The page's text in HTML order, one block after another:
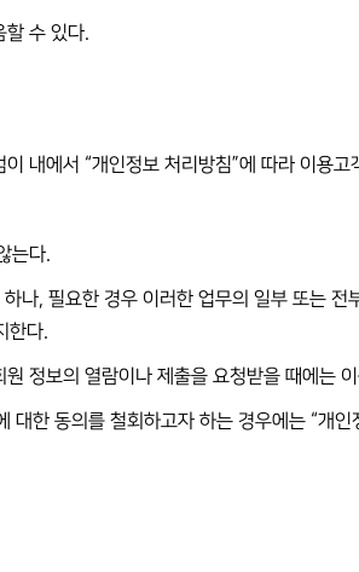
할 수 있다.
내에서 “개인정보 처리방침”에 따라 이용고
는다.
나, 필요한 경우 이러한 업무의 일부 또는
한다.
정보의 열람이나 제출을 요청받을 때에는
한 동의를 철회하고자 하는 경우에는 “개